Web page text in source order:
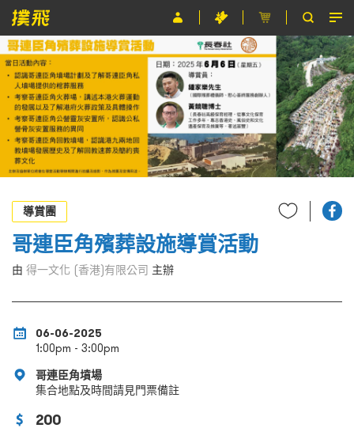
節目
主辦單位
關於撲飛
條款及細則
EN
導賞團
哥連臣角殯葬設施導賞活動
由 得一文化 (香港)有限公司 主辦
06-06-2025
1:00pm - 3:00pm
哥連臣角墳場
集合地點及時間請見門票備註
200